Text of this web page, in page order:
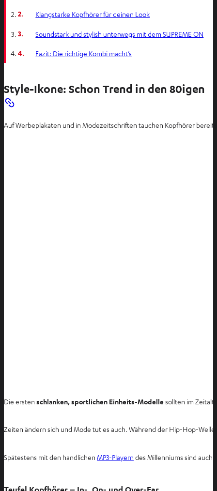
2. Klangstarke Kopfhörer für deinen Look
3. Soundstark und stylish unterwegs mit dem SUPREME ON
4. Fazit: Die richtige Kombi macht’s
Style-Ikone: Schon Trend in den 80igen
Auf Werbeplakaten und in Modezeitschriften tauchen Kopfhörer
Die ersten schlanken, sportlichen Einheits-Modelle sollten im
Zeiten ändern sich und Mode tut es auch. Während der Hip-Hop-
Spätestens mit den handlichen MP3-Playern des Millenniums sind